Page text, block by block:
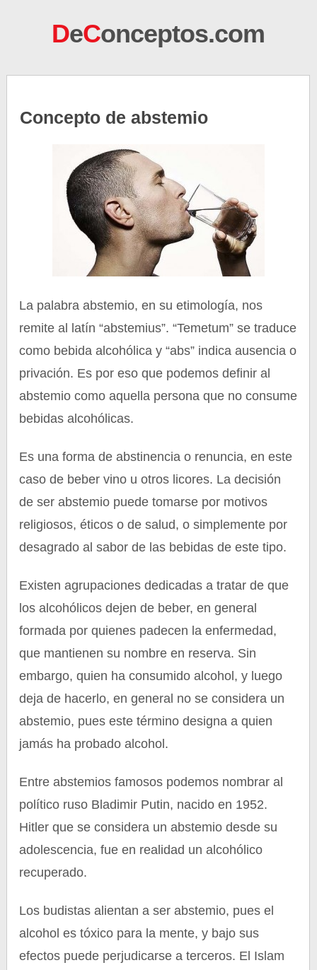
DeConceptos.com
Concepto de abstemio
La palabra abstemio, en su etimología, nos
remite al latín “abstemius”. “Temetum” se traduce
como bebida alcohólica y “abs” indica ausencia o
privación. Es por eso que podemos definir al
abstemio como aquella persona que no consume
bebidas alcohólicas.
Es una forma de abstinencia o renuncia, en este
caso de beber vino u otros licores. La decisión
de ser abstemio puede tomarse por motivos
religiosos, éticos o de salud, o simplemente por
desagrado al sabor de las bebidas de este tipo.
Existen agrupaciones dedicadas a tratar de que
los alcohólicos dejen de beber, en general
formada por quienes padecen la enfermedad,
que mantienen su nombre en reserva. Sin
embargo, quien ha consumido alcohol, y luego
deja de hacerlo, en general no se considera un
abstemio, pues este término designa a quien
jamás ha probado alcohol.
Entre abstemios famosos podemos nombrar al
político ruso Bladimir Putin, nacido en 1952.
Hitler que se considera un abstemio desde su
adolescencia, fue en realidad un alcohólico
recuperado.
Los budistas alientan a ser abstemio, pues el
alcohol es tóxico para la mente, y bajo sus
efectos puede perjudicarse a terceros. El Islam